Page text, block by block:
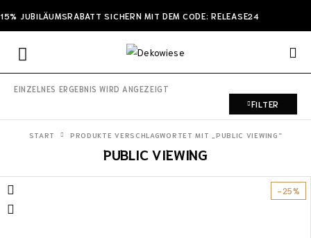
15% JUBILÄUMSRABATT SICHERN MIT DEM CODE: RELEASE24
EINZELNES ERGEBNIS WIRD ANGEZEIGT
FILTER
PUBLIC VIEWING
START PRODUKTE VERSCHLAGWORTET MIT „PUBLIC VIEWING“
-25%